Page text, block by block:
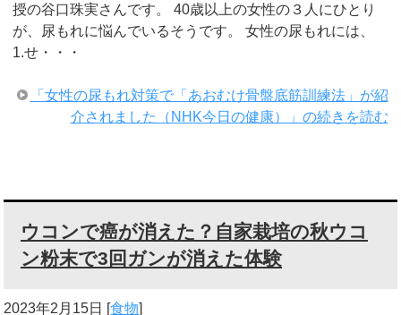
授の谷口珠実さんです。 40歳以上の女性の３人にひとり
が、尿もれに悩んでいるそうです。 女性の尿もれには、
1.せ・・・
「女性の尿もれ対策で「あおむけ骨盤底筋訓練法」が紹
介されました（NHK今日の健康）」の続きを読む
ウコンで癌が消えた？自家栽培の秋ウコ
ン粉末で3回ガンが消えた体験
2023年2月15日 [食物]